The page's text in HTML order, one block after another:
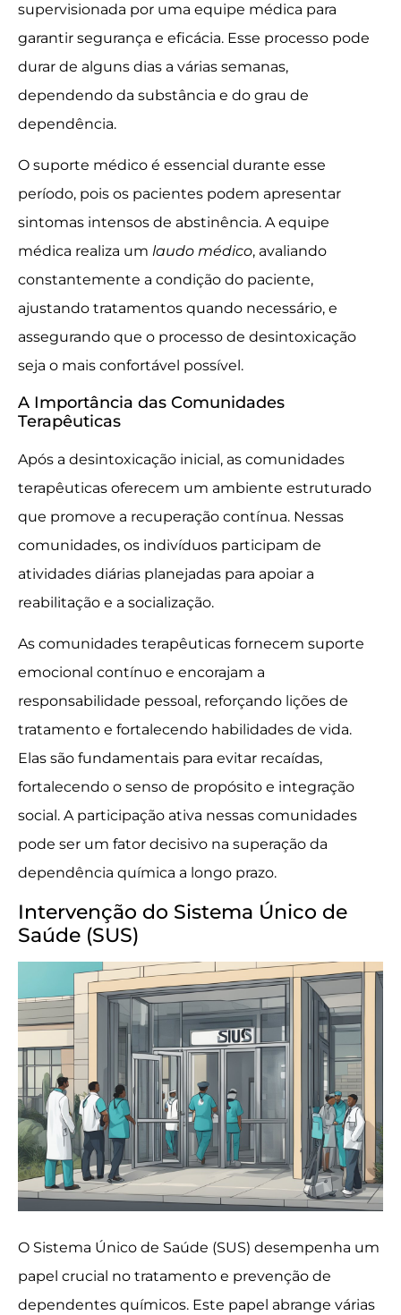
supervisionada por uma equipe médica para
garantir segurança e eficácia. Esse processo pode
durar de alguns dias a várias semanas,
dependendo da substância e do grau de
dependência.
O suporte médico é essencial durante esse
período, pois os pacientes podem apresentar
sintomas intensos de abstinência. A equipe
médica realiza um laudo médico, avaliando
constantemente a condição do paciente,
ajustando tratamentos quando necessário, e
assegurando que o processo de desintoxicação
seja o mais confortável possível.
A Importância das Comunidades
Terapêuticas
Após a desintoxicação inicial, as comunidades
terapêuticas oferecem um ambiente estruturado
que promove a recuperação contínua. Nessas
comunidades, os indivíduos participam de
atividades diárias planejadas para apoiar a
reabilitação e a socialização.
As comunidades terapêuticas fornecem suporte
emocional contínuo e encorajam a
responsabilidade pessoal, reforçando lições de
tratamento e fortalecendo habilidades de vida.
Elas são fundamentais para evitar recaídas,
fortalecendo o senso de propósito e integração
social. A participação ativa nessas comunidades
pode ser um fator decisivo na superação da
dependência química a longo prazo.
Intervenção do Sistema Único de
Saúde (SUS)
O Sistema Único de Saúde (SUS) desempenha um
papel crucial no tratamento e prevenção de
dependentes químicos. Este papel abrange várias